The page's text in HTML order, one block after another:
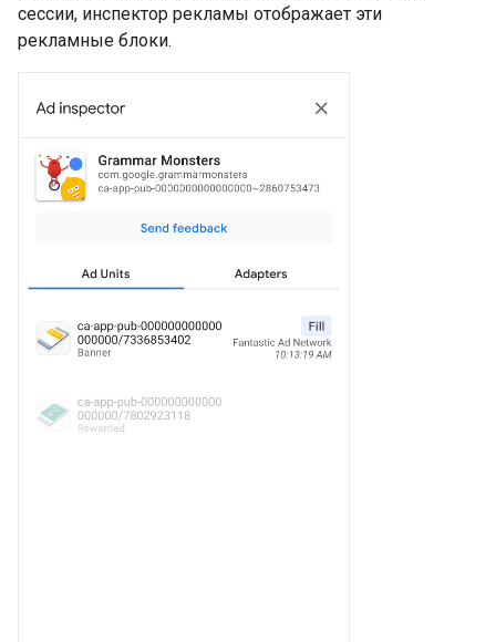
сессии, инспектор рекламы отображает эти
рекламные блоки.